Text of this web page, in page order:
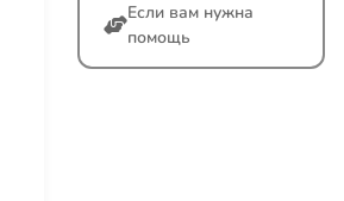
Если вам нужна
помощь